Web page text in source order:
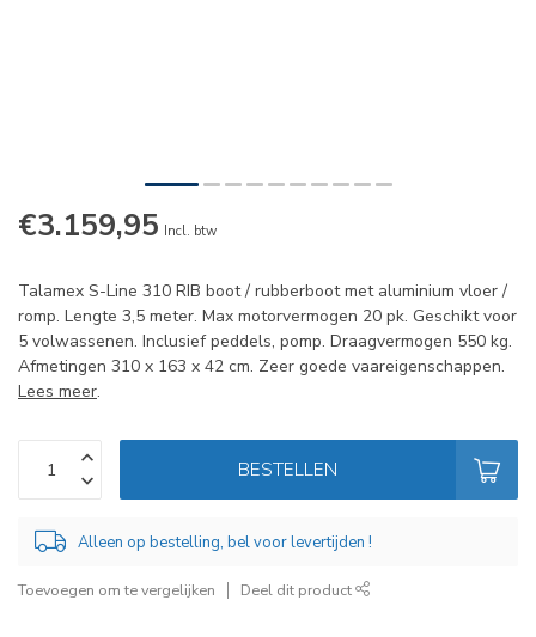
€3.159,95 Incl. btw
Talamex S-Line 310 RIB boot / rubberboot met aluminium vloer /
romp. Lengte 3,5 meter. Max motorvermogen 20 pk. Geschikt voor
5 volwassenen. Inclusief peddels, pomp. Draagvermogen 550 kg.
Afmetingen 310 x 163 x 42 cm. Zeer goede vaareigenschappen.
Lees meer.
BESTELLEN
Alleen op bestelling, bel voor levertijden !
Toevoegen om te vergelijken Deel dit product